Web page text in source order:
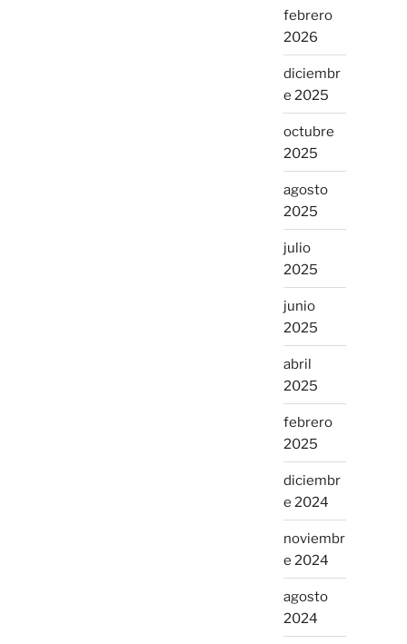
febrero
2026
diciembr
e 2025
octubre
2025
agosto
2025
julio
2025
junio
2025
abril
2025
febrero
2025
diciembr
e 2024
noviembr
e 2024
agosto
2024